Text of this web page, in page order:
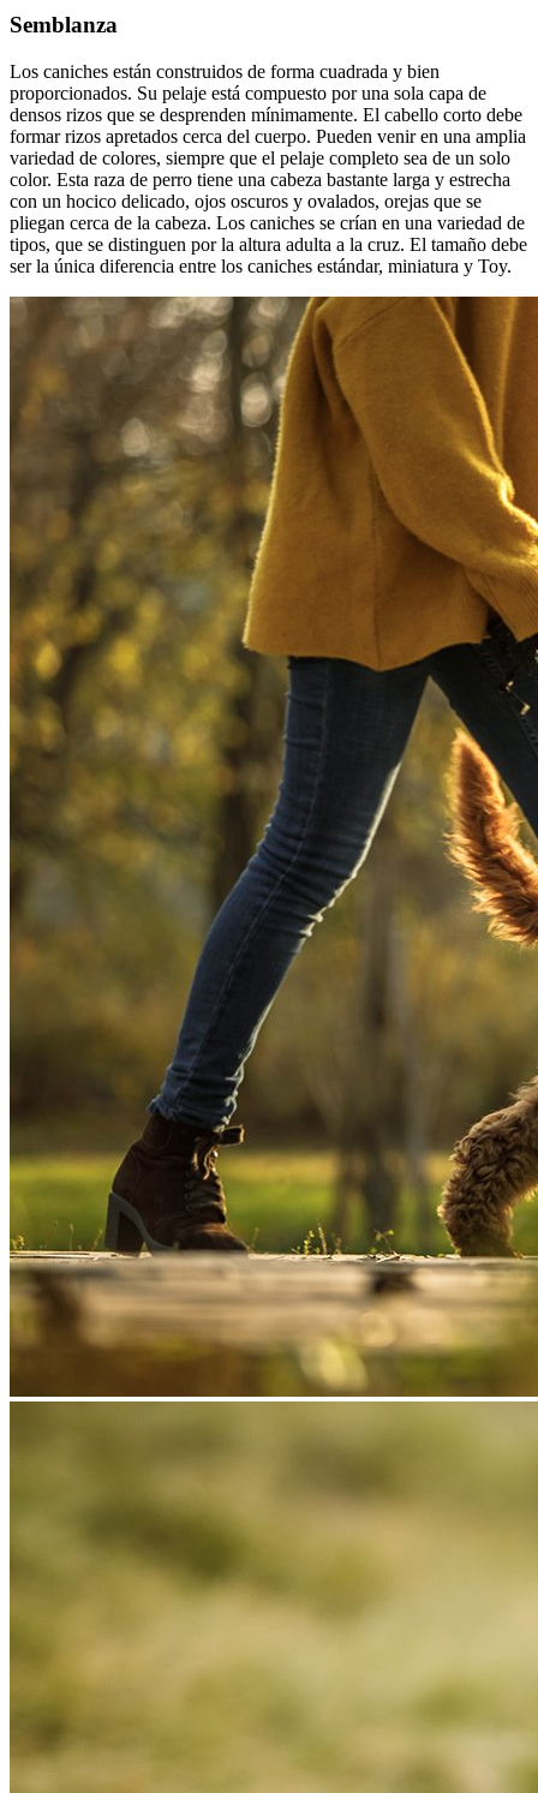
Semblanza
Los caniches están construidos de forma cuadrada y bien
proporcionados. Su pelaje está compuesto por una sola capa de
densos rizos que se desprenden mínimamente. El cabello corto debe
formar rizos apretados cerca del cuerpo. Pueden venir en una amplia
variedad de colores, siempre que el pelaje completo sea de un solo
color. Esta raza de perro tiene una cabeza bastante larga y estrecha
con un hocico delicado, ojos oscuros y ovalados, orejas que se
pliegan cerca de la cabeza. Los caniches se crían en una variedad de
tipos, que se distinguen por la altura adulta a la cruz. El tamaño debe
ser la única diferencia entre los caniches estándar, miniatura y Toy.